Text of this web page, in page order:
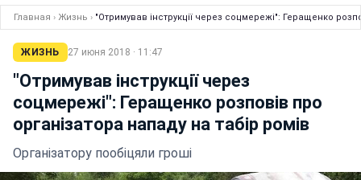
Главная › Жизнь › "Отримував інструкції через соцмережі": Геращенко
ЖИЗНЬ 27 июня 2018 · 11:47
"Отримував інструкції через
соцмережі": Геращенко розповів про
організатора нападу на табір ромів
Організатору пообіцяли гроші